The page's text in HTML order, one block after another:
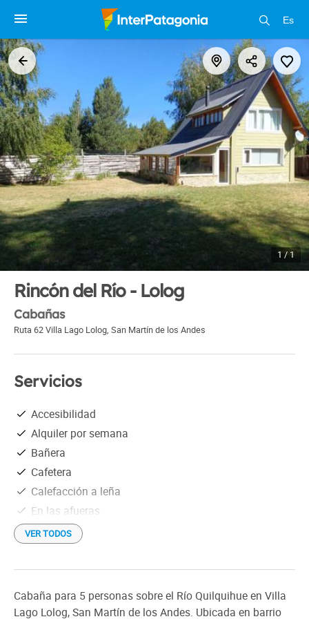
Es
1 / 1
Rincón del Río - Lolog
Cabañas
Ruta 62 Villa Lago Lolog, San Martín de los Andes
Servicios
Accesibilidad
Alquiler por semana
Bañera
Cafetera
Calefacción a leña
En las afueras
Estacionamiento gratis
Heladera
Microondas
Netflix
Parrilla individual
VER TODOS
Cabaña para 5 personas sobre el Río Quilquihue en Villa
Lago Lolog, San Martín de los Andes. Ubicada en barrio